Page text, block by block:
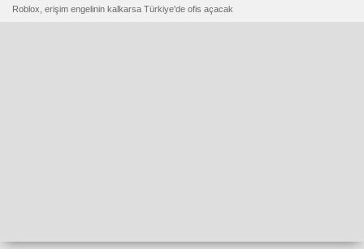
Roblox, erişim engelinin kalkarsa Türkiye'de ofis açacak